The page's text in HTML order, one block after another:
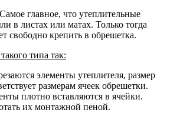
главное, что утеплительные
в листах или матах. Только тогда
свободно крепить в обрешетка.
типа так:
элементы утеплителя, размер
размерам ячеек обрешетки.
плотно вставляются в ячейки.
их монтажной пеной.